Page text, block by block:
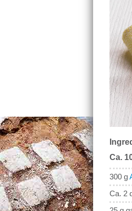
Ca.
300 g
Ca. 2